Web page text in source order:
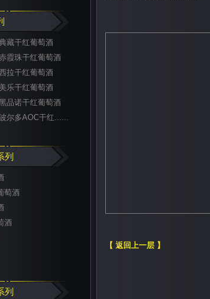
【 返回上一层 】
藏干红葡萄酒
霞珠干红葡萄酒
拉干红葡萄酒
乐干红葡萄酒
品诺干红葡萄酒
尔多AOC干红......
列
萄酒
酒
列